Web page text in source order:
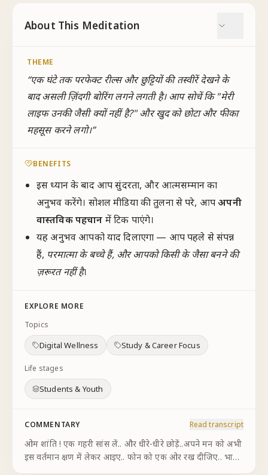
About This Meditation
THEME
“एक घंटे तक परफेक्ट रील्स और छुट्टियों की तस्वीरें देखने के
बाद असली ज़िंदगी बोरिंग लगने लगती है। आप सोचें कि "मेरी
लाइफ उनकी जैसी क्यों नहीं है?" और खुद को छोटा और फीका
महसूस करने लगो।”
BENEFITS
इस ध्यान के बाद आप सुंदरता, और आत्मसम्मान का
अनुभव करेंगे। सोशल मीडिया की तुलना से परे, आपअपनी
वास्तविक पहचान में टिक पाएंगे।
यह अनुभव आपको याद दिलाएगा — आप पहले से संपन्न
हैं, परमात्मा के बच्चे हैं, और आपको किसी के जैसा बनने की
ज़रूरत नहीं है।
EXPLORE MORE
Topics
Digital Wellness Study & Career Focus
Life stages
Students & Youth
COMMENTARY Read transcript
ओम शांति ! एक गहरी सांस लें.. और धीरे-धीरे छोड़ें..अपने मन को अभी
इस वर्तमान क्षण में लेकर आइए.. फोन को एक ओर रख दीजिए.. भारी